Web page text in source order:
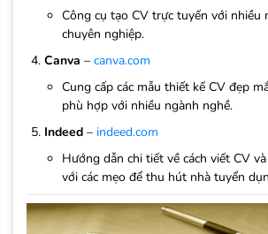
Công cụ tạo CV trực tuyến với nhiều
chuyên nghiệp.
Canva – canva.com
Cung cấp các mẫu thiết kế CV đẹp
phù hợp với nhiều ngành nghề.
Indeed – indeed.com
Hướng dẫn chi tiết về cách viết CV
với các mẹo để thu hút nhà tuyển